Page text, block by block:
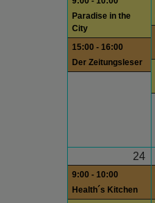
Paradise in the
City
15:00 - 16:00
Der Zeitungsleser
24
9:00 - 10:00
Health´s Kitchen